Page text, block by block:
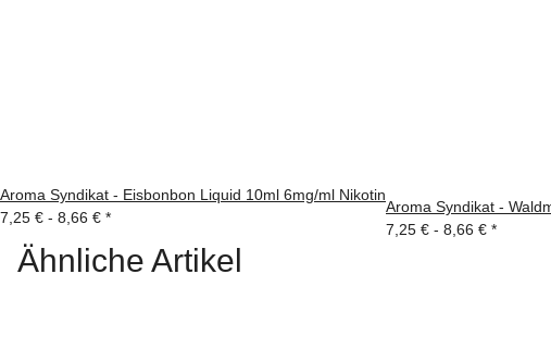
Aroma Syndikat - Eisbonbon Liquid 10ml 6mg/ml Nikotin
7,25 € - 8,66 € *
Aroma Syndikat -
7,25 € - 8,66 € *
Ähnliche Artikel